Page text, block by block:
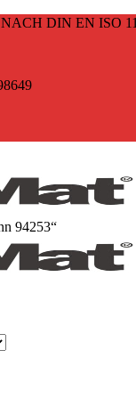
DIN EN ISO
94253“